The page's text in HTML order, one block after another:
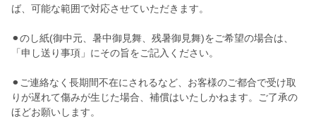
ば、可能な範囲で対応させていただきます。
⚫︎のし紙(御中元、暑中御見舞、残暑御見舞)をご希望の場合は、
「申し送り事項」にその旨をご記入ください。
⚫︎ご連絡なく長期間不在にされるなど、お客様のご都合で受け取
りが遅れて傷みが生じた場合、補償はいたしかねます。ご了承の
ほどお願いします。